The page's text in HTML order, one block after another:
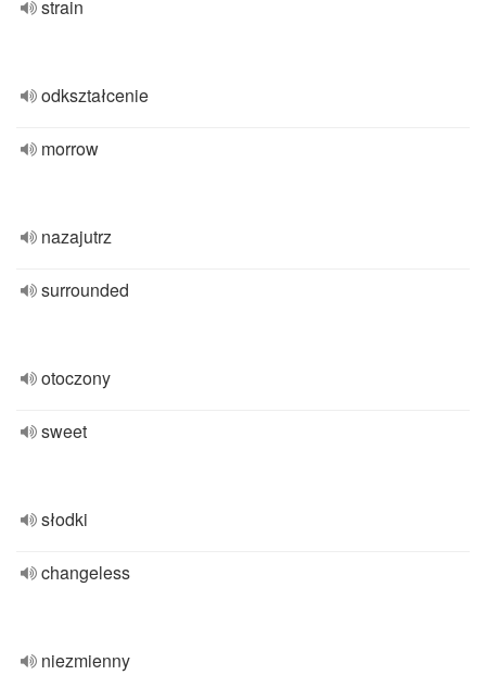
strain
odkształcenie
morrow
nazajutrz
surrounded
otoczony
sweet
słodki
changeless
niezmienny